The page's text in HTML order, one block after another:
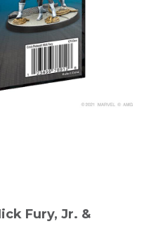
Fury, Jr. &